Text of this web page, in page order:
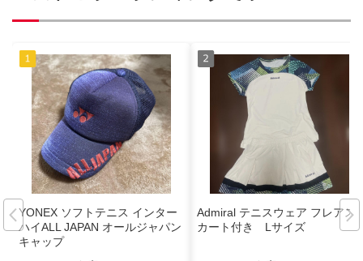
YONEX ソフトテニス インター
ハイALL JAPAN オールジャパン
キャップ
Admiral テニスウェア フレアス
カート付き Lサイズ